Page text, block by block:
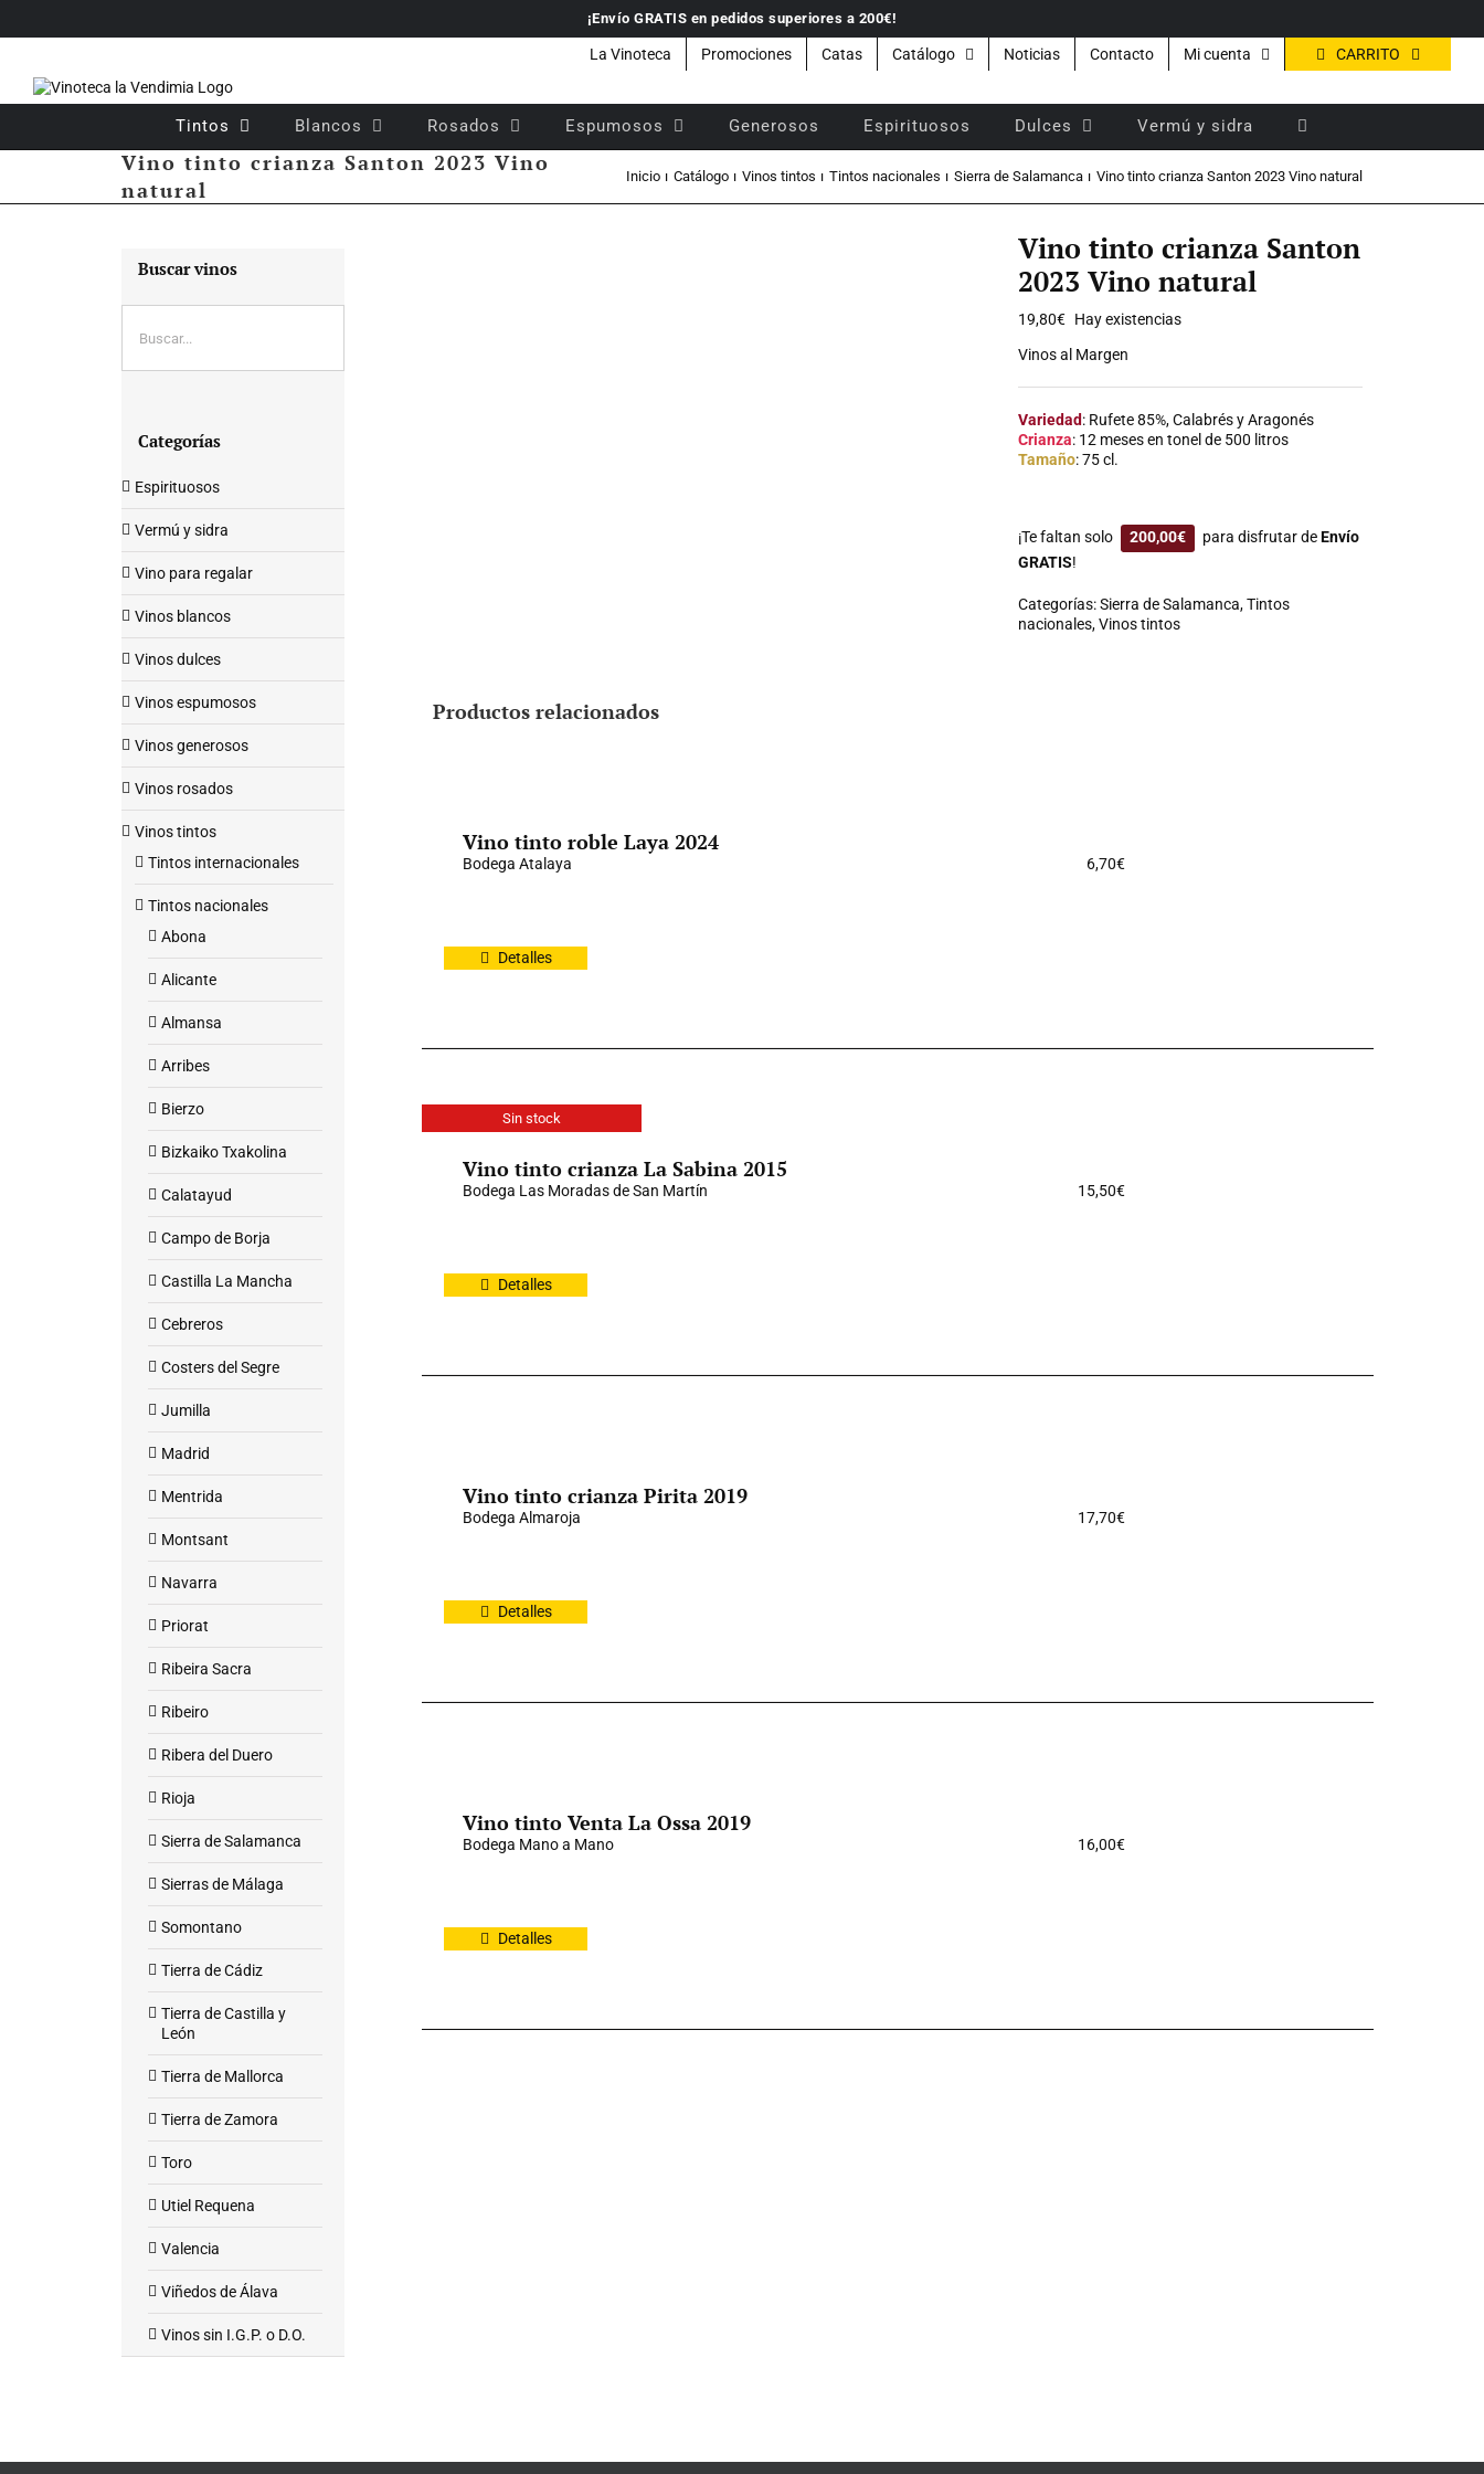
¡Envío GRATIS en pedidos superiores a 200€!
La Vinoteca Promociones Catas Catálogo Noticias Contacto Mi cuenta CARRITO
Tintos Blancos Rosados Espumosos Generosos Espirituosos Dulces Vermú y sidra
Vino tinto crianza Santon 2023 Vino
natural
Inicio Catálogo Vinos tintos Tintos nacionales Sierra de Salamanca Vino tinto crianza Santon 2023 Vino natural
Vino tinto crianza Santon
2023 Vino natural
19,80€ Hay existencias
Vinos al Margen
Variedad: Rufete 85%, Calabrés y Aragonés
Crianza: 12 meses en tonel de 500 litros
Tamaño: 75 cl.
¡Te faltan solo 200,00€ para disfrutar deEnvío
GRATIS!
Categorías:Sierra de Salamanca,Tintos
nacionales,Vinos tintos
Productos relacionados
Vino tinto roble Laya 2024
Bodega Atalaya 6,70€
Detalles
Sin stock
Vino tinto crianza La Sabina 2015
Bodega Las Moradas de San Martín 15,50€
Detalles
Vino tinto crianza Pirita 2019
Bodega Almaroja 17,70€
Detalles
Vino tinto Venta La Ossa 2019
Bodega Mano a Mano 16,00€
Detalles
Buscar vinos
Categorías
Espirituosos
Vermú y sidra
Vino para regalar
Vinos blancos
Vinos dulces
Vinos espumosos
Vinos generosos
Vinos rosados
Vinos tintos
Tintos internacionales
Tintos nacionales
Abona
Alicante
Almansa
Arribes
Bierzo
Bizkaiko Txakolina
Calatayud
Campo de Borja
Castilla La Mancha
Cebreros
Costers del Segre
Jumilla
Madrid
Mentrida
Montsant
Navarra
Priorat
Ribeira Sacra
Ribeiro
Ribera del Duero
Rioja
Sierra de Salamanca
Sierras de Málaga
Somontano
Tierra de Cádiz
Tierra de Castilla y
León
Tierra de Mallorca
Tierra de Zamora
Toro
Utiel Requena
Valencia
Viñedos de Álava
Vinos sin I.G.P. o D.O.